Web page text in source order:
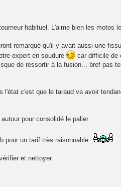
habituel. L'aime bien les motos
remarqué qu'il y avait aussi une
expert en soudure
car difficile de
de ressortir à la fusion... bref pas
l'état c'est que le taraud va avoir
pour consolidé le palier
pour un tarif très raisonnable
et nettoyer.